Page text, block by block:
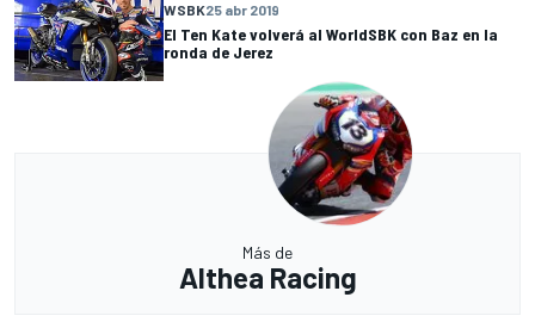
WSBK25 abr 2019
El Ten Kate volverá al WorldSBK con Baz en la
ronda de Jerez
Más de
Althea Racing